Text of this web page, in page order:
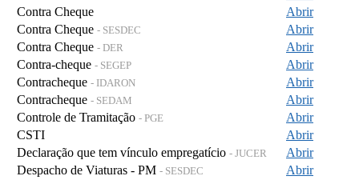
Contra Cheque
Abrir
Contra Cheque - SESDEC
Abrir
Contra Cheque - DER
Abrir
Contra-cheque - SEGEP
Abrir
Contracheque - IDARON
Abrir
Contracheque - SEDAM
Abrir
Controle de Tramitação - PGE
Abrir
CSTI
Abrir
Declaração que tem vínculo empregatício - JUCER
Abrir
Despacho de Viaturas - PM - SESDEC
Abrir